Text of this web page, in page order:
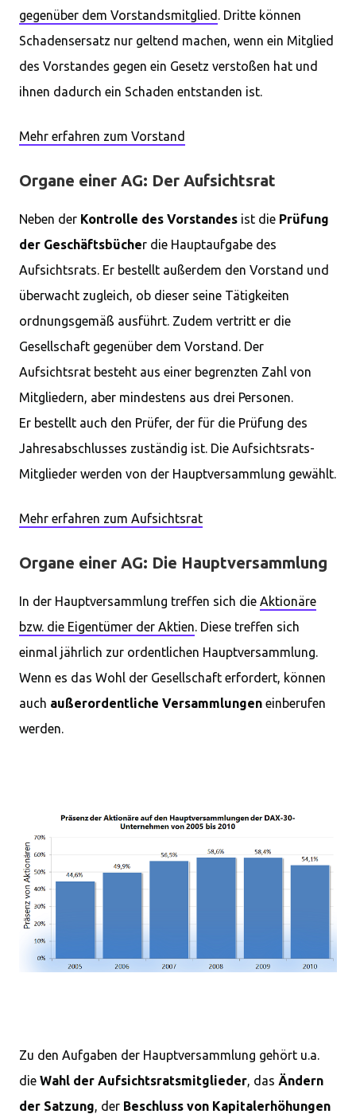
gegenüber dem Vorstandsmitglied . Dritte können
Schadensersatz nur geltend machen, wenn ein Mitglied
des Vorstandes gegen ein Gesetz verstoßen hat und
ihnen dadurch ein Schaden entstanden ist.
Mehr erfahren zum Vorstand
Organe einer AG: Der Aufsichtsrat
Neben der Kontrolle des Vorstandes ist die Prüfung
der Geschäftsbücher die Hauptaufgabe des
Aufsichtsrats. Er bestellt außerdem den Vorstand und
überwacht zugleich, ob dieser seine Tätigkeiten
ordnungsgemäß ausführt. Zudem vertritt er die
Gesellschaft gegenüber dem Vorstand. Der
Aufsichtsrat besteht aus einer begrenzten Zahl von
Mitgliedern, aber mindestens aus drei Personen.
Er bestellt auch den Prüfer, der für die Prüfung des
Jahresabschlusses zuständig ist. Die Aufsichtsrats-
Mitglieder werden von der Hauptversammlung gewählt.
Mehr erfahren zum Aufsichtsrat
Organe einer AG: Die Hauptversammlung
In der Hauptversammlung treffen sich die Aktionäre
bzw. die Eigentümer der Aktien. Diese treffen sich
einmal jährlich zur ordentlichen Hauptversammlung.
Wenn es das Wohl der Gesellschaft erfordert, können
auch außerordentliche Versammlungen einberufen
werden.
Zu den Aufgaben der Hauptversammlung gehört u.a.
die Wahl der Aufsichtsratsmitglieder, das Ändern
der Satzung, der Beschluss von Kapitalerhöhungen